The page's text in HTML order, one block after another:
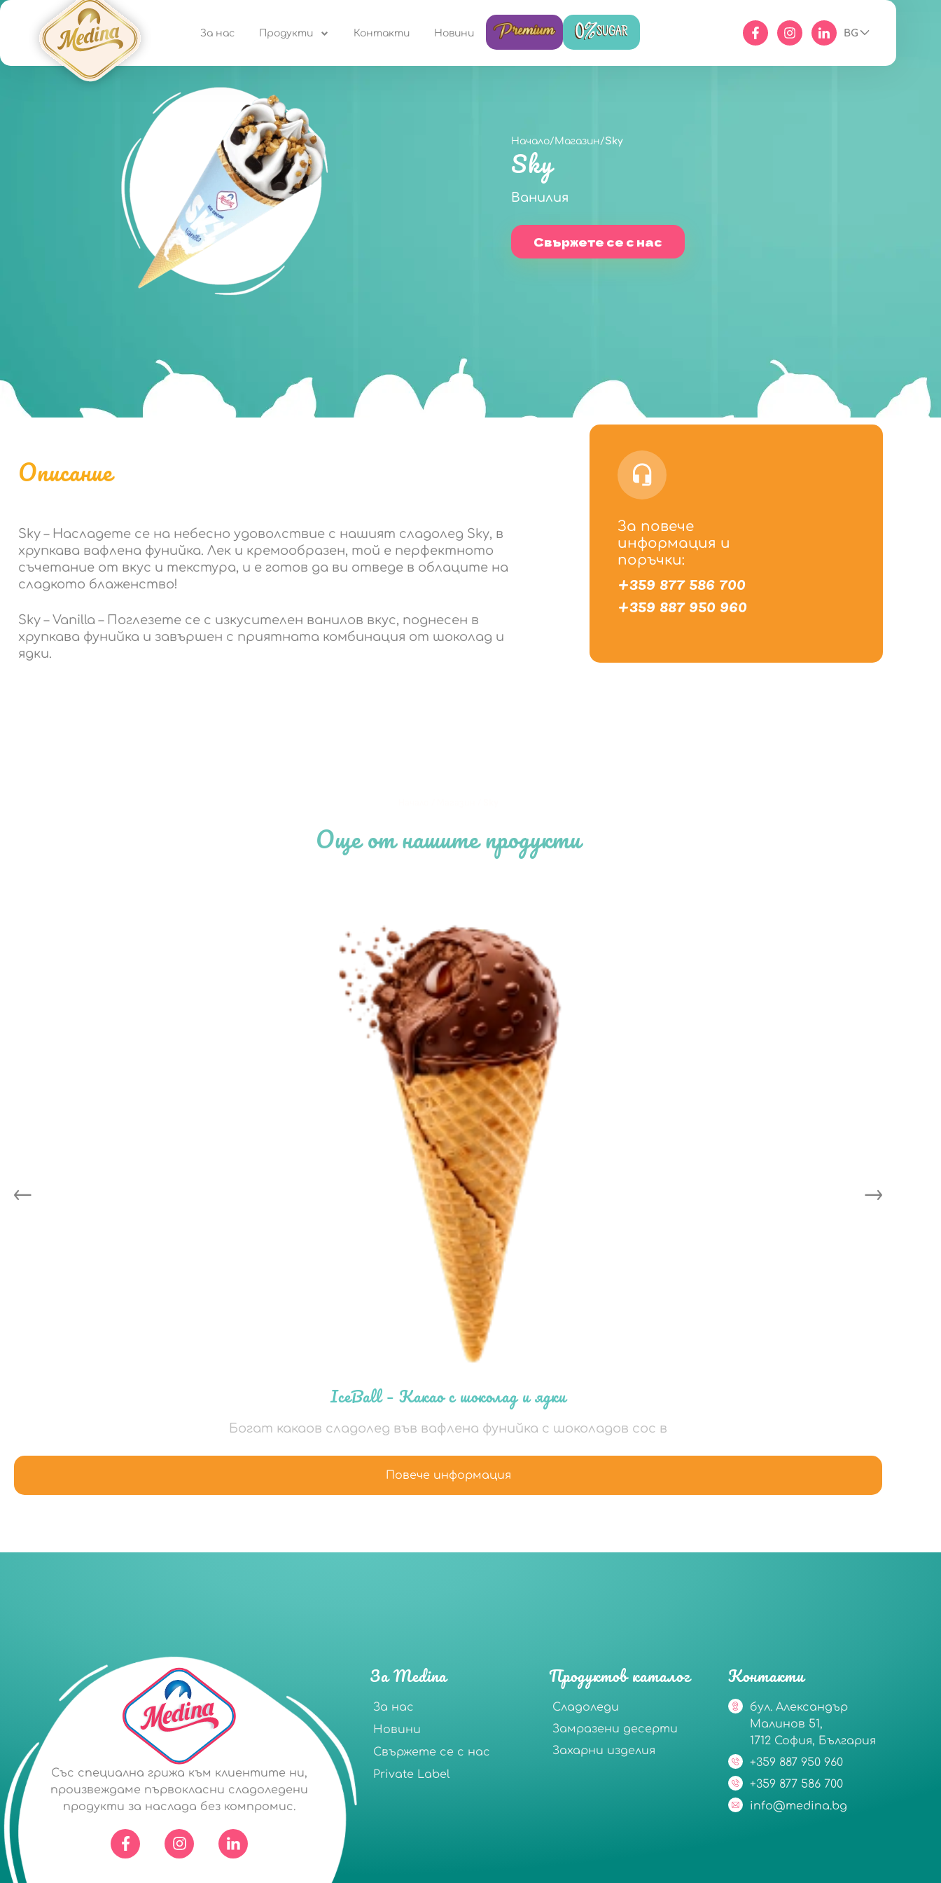
За нас Продукти Контакти Новини BG
Начало/ Магазин/Sky
Sky
Ванилия
Свържете се с нас
Описание
Sky – Насладете се на небесно удоволствие с нашият сладолед Sky, в
хрупкава вафлена фунийка. Лек и кремообразен, той е перфектното
съчетание от вкус и текстура, и е готов да ви отведе в облаците на
сладкото блаженство!
Sky – Vanilla – Поглезете се с изкусителен ванилов вкус, поднесен в
хрупкава фунийка и завършен с приятната комбинация от шоколад и
ядки.
За повече
информация и
поръчки:
+359 877 586 700
+359 887 950 960
Още от нашите продукти
IceBall – Какао с шоколад и ядки
Богат какаов сладолед във вафлена фунийка с шоколадов сос в
Повече информация
Със специална грижа към клиентите ни,
произвеждаме първокласни сладоледени
продукти за наслада без компромис.
За Medina
За нас
Новини
Свържете се с нас
Private Label
Продуктов каталог
Сладоледи
Замразени десерти
Захарни изделия
Контакти
бул. Александър
Малинов 51,
1712 София, България
+359 887 950 960
+359 877 586 700
info@medina.bg